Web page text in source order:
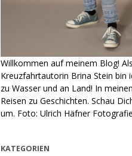
Willkommen auf meinem Blog! Als
Kreuzfahrtautorin Brina Stein bin
zu Wasser und an Land! In
Reisen zu Geschichten. Schau
um. Foto: Ulrich Häfner
KATEGORIEN